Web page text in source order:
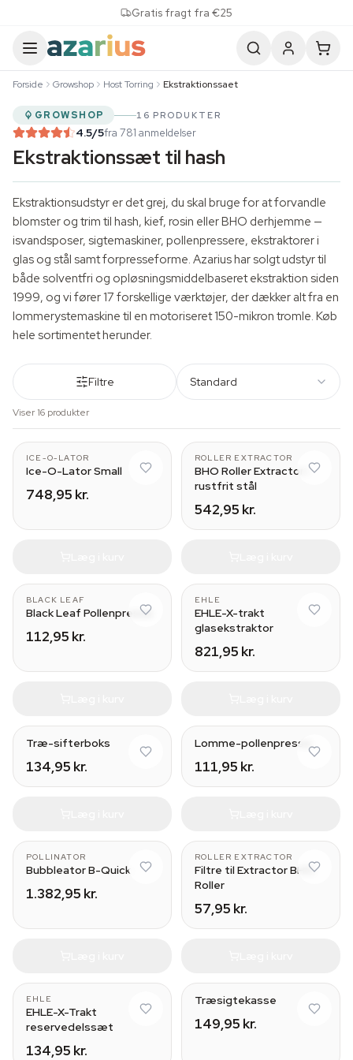
Gratis fragt fra €25
Forside Growshop Host Torring Ekstraktionssaet
GROWSHOP 16 PRODUKTER
4.5/5fra 781 anmeldelser
Ekstraktionssæt til hash
Ekstraktionsudstyr er det grej, du skal bruge for at forvandle
blomster og trim til hash, kief, rosin eller BHO derhjemme —
isvandsposer, sigtemaskiner, pollenpressere, ekstraktorer i
glas og stål samt forpresseforme. Azarius har solgt udstyr til
både solventfri og opløsningsmiddelbaseret ekstraktion siden
1999, og vi fører 17 forskellige værktøjer, der dækker alt fra en
lommerystemaskine til en motoriseret 150-mikron tromle. Køb
hele sortimentet herunder.
Filtre Standard
Viser 16 produkter
ICE-O-LATOR
Ice-O-Lator Small
748,95 kr.
ROLLER EXTRACTOR
BHO Roller Extractor i
rustfrit stål
542,95 kr.
BLACK LEAF
Black Leaf Pollenpresse
112,95 kr.
EHLE
EHLE-X-trakt
glasekstraktor
821,95 kr.
Træ-sifterboks
134,95 kr.
Lomme-pollenpresse
111,95 kr.
POLLINATOR
Bubbleator B-Quick
1.382,95 kr.
ROLLER EXTRACTOR
Filtre til Extractor BHO
Roller
57,95 kr.
EHLE
EHLE-X-Trakt
reservedelssæt
134,95 kr.
Træsigtekasse
149,95 kr.